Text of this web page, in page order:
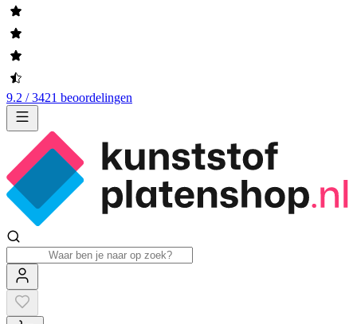
9.2 / 3421 beoordelingen